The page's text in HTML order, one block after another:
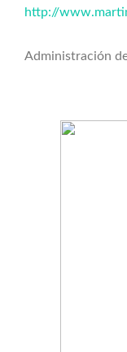
http://
Administración